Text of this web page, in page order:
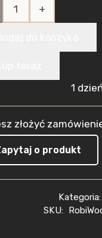
1
złożyć
o produkt
Kategoria:
SKU: